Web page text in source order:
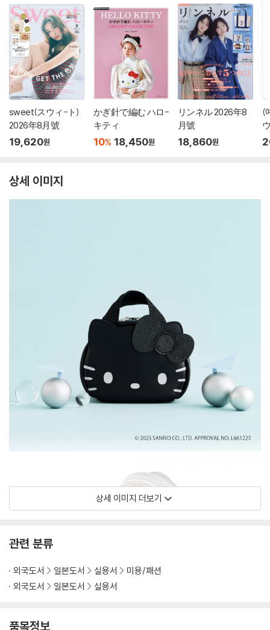
sweet(スウィ-ト)
2026年8月號
19,620원
かぎ針で編む ハロ-
キティ
10% 18,450원
リンネル 2026年8
月號
18,860원
(
상세 이미지
상세 이미지 더보기
관련 분류
외국도서 일본도서 실용서
미용/패션
외국도서
일본도서 실용서
품목정보